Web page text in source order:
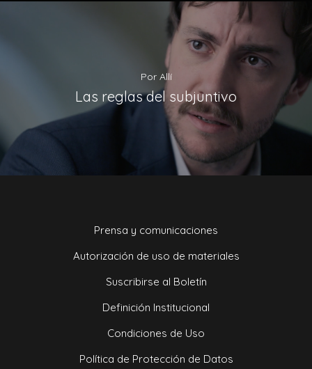
Por Allí
Las reglas del subjuntivo
Prensa y comunicaciones
Autorización de uso de materiales
Suscribirse al Boletín
Definición Institucional
Condiciones de Uso
Política de Protección de Datos